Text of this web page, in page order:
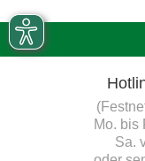
Mo. bis
Sa.